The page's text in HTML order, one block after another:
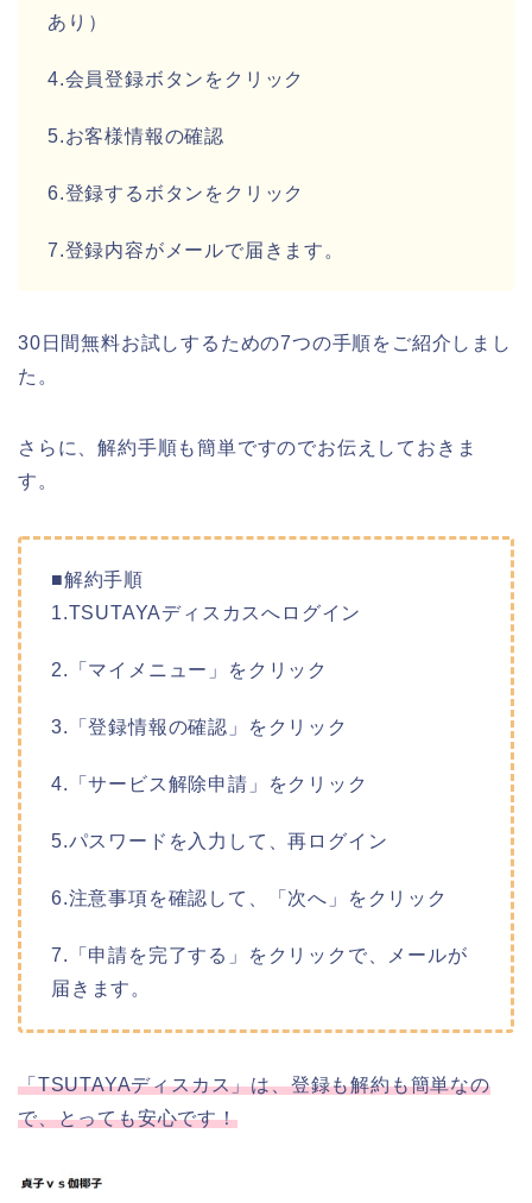
あり）
4.会員登録ボタンをクリック
5.お客様情報の確認
6.登録するボタンをクリック
7.登録内容がメールで届きます。
30日間無料お試しするための7つの手順をご紹介しまし
た。
さらに、解約手順も簡単ですのでお伝えしておきま
す。
■解約手順
1.TSUTAYAディスカスへログイン
2.「マイメニュー」をクリック
3.「登録情報の確認」をクリック
4.「サービス解除申請」をクリック
5.パスワードを入力して、再ログイン
6.注意事項を確認して、「次へ」をクリック
7.「申請を完了する」をクリックで、メールが
届きます。
「TSUTAYAディスカス」は、登録も解約も簡単なの
で、とっても安心です！